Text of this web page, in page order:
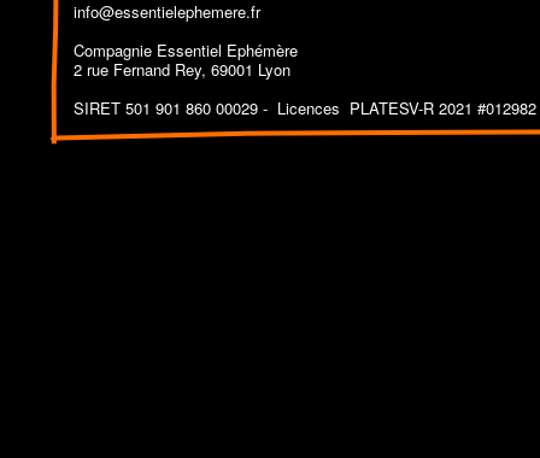
info@essentielephemere.fr
Compagnie Essentiel Ephémère
2 rue Fernand Rey, 69001 Lyon
SIRET 501 901 860 00029 - Licences PLATESV-R 2021 #012982